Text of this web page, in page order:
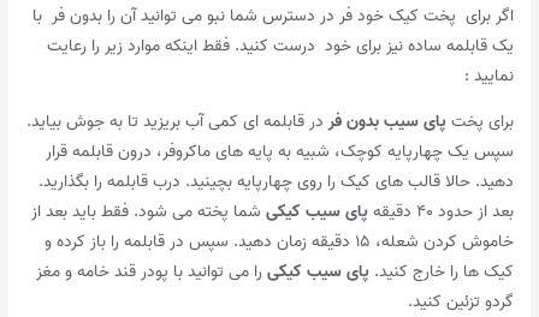
اگر برای پخت کیک خود فر در دسترس شما نبو می توانید آن را بدون فر با
یک قابلمه ساده نیز برای خود درست کنید. فقط اینکه موارد زیر را رعایت
نمایید :
برای پختپای سیب بدون فر در قابلمه ای کمی آب بریزید تا به جوش بیاید.
سپس یک چهارپایه کوچک، شبیه به پایه های ماکروفر، درون قابلمه قرار
دهید. حالا قالب های کیک را روی چهارپایه بچینید. درب قابلمه را بگذارید.
بعد از حدود ۴۰ دقیقه
پای سیب کیکی شما پخته می شود. فقط باید بعد از
خاموش کردن شعله، ۱۵ دقیقه زمان دهید. سپس در قابلمه را باز کرده و
کیک ها را خارج کنید.پای سیب کیکیرا می توانید با پودر قند خامه و مغز
گردو تزئین کنید.